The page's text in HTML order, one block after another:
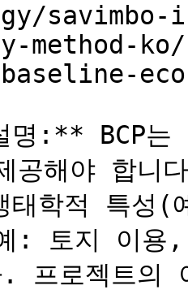
method-
baseline-
:** BCP는
공해야 합
학적 특성(
: 토지 이용
. 프로젝트의